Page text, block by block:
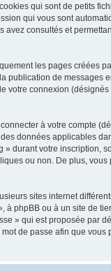
qui sont de petits
qui vous sont
consultés et
les pages créées
publication de messages
votre connexion
à votre compte
données applicables
» durant votre inscription,
ou non. De plus, vous
sites internet
à phpBB ou à un site de
» qui est proposée par
de passe afin que vous